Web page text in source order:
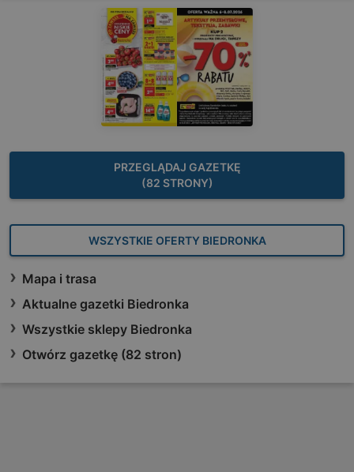
PRZEGLĄDAJ GAZETKĘ
(82 STRONY)
WSZYSTKIE OFERTY BIEDRONKA
Mapa i trasa
Aktualne gazetki Biedronka
Wszystkie sklepy Biedronka
Otwórz gazetkę (82 stron)